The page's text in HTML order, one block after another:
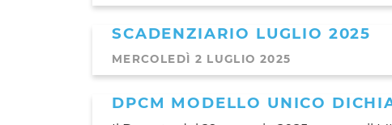
SCADENZIARIO LUGLIO 2025
MERCOLEDÌ 2 LUGLIO 2025
DPCM MODELLO UNICO